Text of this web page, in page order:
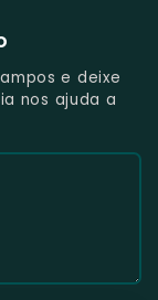
e deixe
nos ajuda a